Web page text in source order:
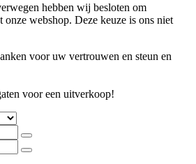
hebben wij besloten om
onze webshop. Deze keuze is ons niet
voor uw vertrouwen en steun en
voor een uitverkoop!